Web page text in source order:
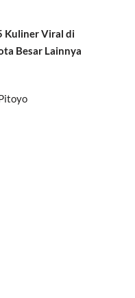
Kuliner Viral di
Besar Lainnya